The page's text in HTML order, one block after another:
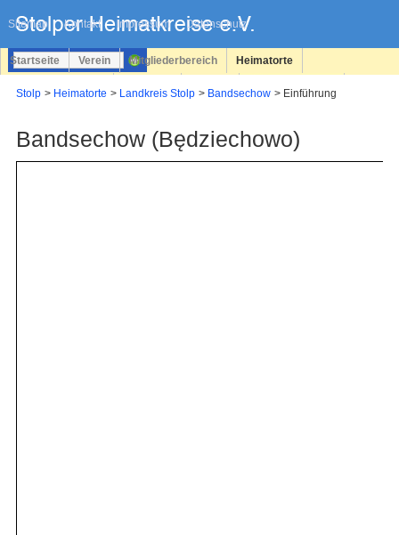
Sitemap Kontakt Impressum Datenschutz
überspringen
Startseite Verein Mitgliederbereich Heimatorte
Stolp Heimatorte Landkreis Stolp Bandsechow Einführung
Bandsechow (Będziechowo)